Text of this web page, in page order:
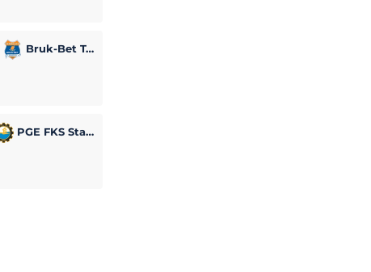
Bruk-Bet Termalica Nieciecza
PGE FKS Stal Mielec